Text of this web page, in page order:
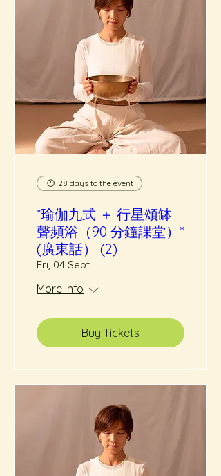
28 days to the event
*瑜伽九式 ＋ 行星頌缽
聲頻浴（90 分鐘課堂）*
(廣東話） (2)
Fri, 04 Sept
More info
Buy Tickets